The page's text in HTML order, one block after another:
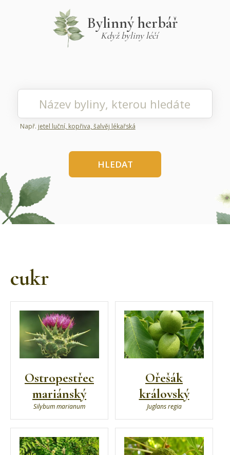
Bylinný herbář
Když byliny léčí
Např. jetel luční, kopřiva, šalvěj lékařská
HLEDAT
cukr
Ostropestřec
mariánský
Silybum marianum
Ořešák
královský
Juglans regia